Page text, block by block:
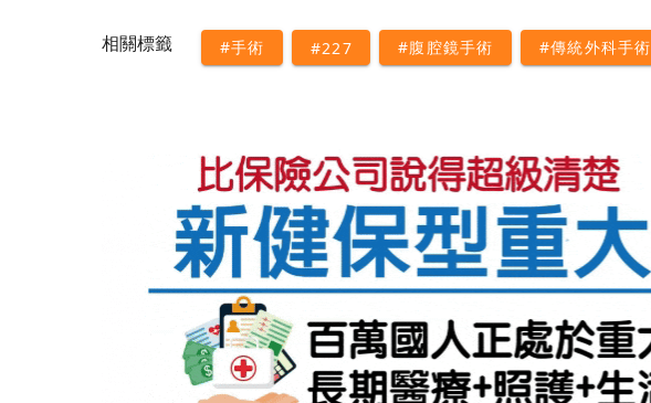
相關標籤 #手術 #227 #腹腔鏡手術 #傳統外科手術